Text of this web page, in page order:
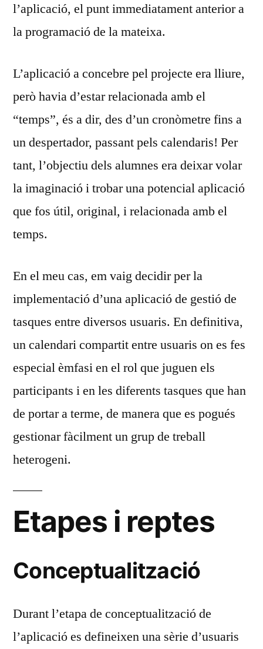
l’aplicació, el punt immediatament anterior a
la programació de la mateixa.
L’aplicació a concebre pel projecte era lliure,
però havia d’estar relacionada amb el
“temps”, és a dir, des d’un cronòmetre fins a
un despertador, passant pels calendaris! Per
tant, l’objectiu dels alumnes era deixar volar
la imaginació i trobar una potencial aplicació
que fos útil, original, i relacionada amb el
temps.
En el meu cas, em vaig decidir per la
implementació d’una aplicació de gestió de
tasques entre diversos usuaris. En definitiva,
un calendari compartit entre usuaris on es fes
especial èmfasi en el rol que juguen els
participants i en les diferents tasques que han
de portar a terme, de manera que es pogués
gestionar fàcilment un grup de treball
heterogeni.
Etapes i reptes
Conceptualització
Durant l’etapa de conceptualització de
l’aplicació es defineixen una sèrie d’usuaris